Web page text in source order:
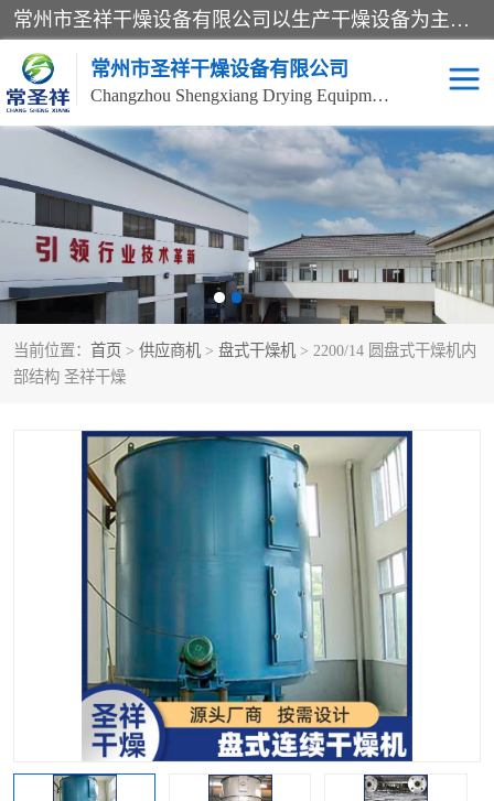
常州市圣祥干燥设备有限公司以生产干燥设备为主导产品，提供：干燥设备、干燥机、混合机、气流干燥机、烘箱、热风循环烘箱、沸腾干燥机、烘干机、喷雾干燥机等产品的生产、制造与销售服务。
常州市圣祥干燥设备有限公司
Changzhou Shengxiang Drying Equipment Co. , Ltd.
当前位置： 首页 > 供应商机 > 盘式干燥机 > 2200/14 圆盘式干燥机内
部结构 圣祥干燥
单锥真空干燥机 双锥真空干燥机
气流干燥机 滚筒刮板干燥机
干燥机 闪蒸干燥机
桨叶干燥机 高速混合机
粗粉碎机 带式干燥机
单锥螺带真空干燥机 沸腾干燥机
方形圆形真空干燥机 真空耙式干燥机
热风循环烘箱 喷雾干燥机
振动流化床干燥机 盘式干燥机